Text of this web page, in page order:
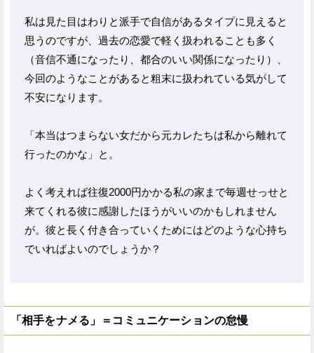
私は見た目はわりと派手で自信があるタイプに見えると
思うのですが、過去の恋愛で軽く扱われることも多く
（音信不通になったり、都合のいい関係になったり）、
今回のようなことがあると粗末に扱われている気がして
不安になります。
「本当はつまらない女だから元カレたちは私から離れて
行ったのかな」と。
よく考えれば往復2000円かかる私の家まで毎週せっせと
来てくれる彼に感謝したほうがいいのかもしれません
が。彼と長く付き合っていくためにはどのような心持ち
でいればよいのでしょうか？
「相手をナメる」＝コミュニケーションの怠慢